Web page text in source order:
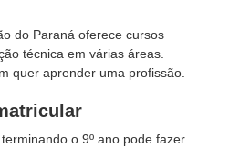
do Paraná oferece cursos
técnica em várias áreas.
quer aprender uma profissão.
o 9º ano pode fazer